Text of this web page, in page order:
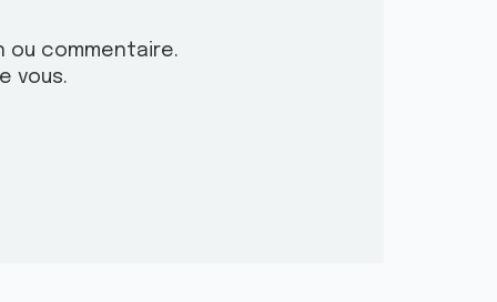
ou commentaire.
vous.